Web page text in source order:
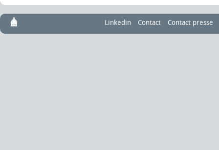
Linkedin Contact Contact presse